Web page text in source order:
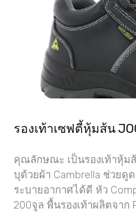
รองเท้าเซฟตี้หุ้มส้น
คุณลักษณะ เป็นรองเท้าหุ้ม
บุด้วยผ้า Cambrella ช่วยดู
ระบายอากาศได้ดี หัว
200จูล พื้นรองเท้าผลิตจา